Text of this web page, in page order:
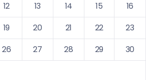
12 13 14 15
16
19 20 21 22
23
26 27 28 29
30